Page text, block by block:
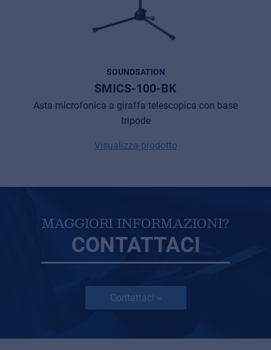
SOUNDSATION
SMICS-100-BK
Asta microfonica a giraffa telescopica con base
tripode
Visualizza prodotto
MAGGIORI INFORMAZIONI?
CONTATTACI
Contattaci »